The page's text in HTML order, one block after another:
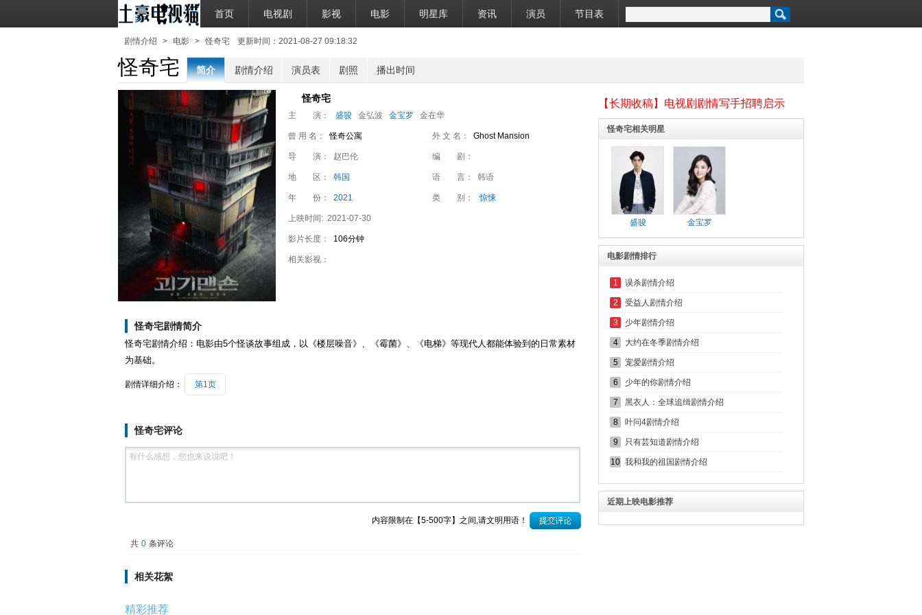
首页 电视剧 影视 电影 明星库 资讯 演员 节目表
剧情介绍 > 电影 > 怪奇宅 更新时间：2021-08-27 09:18:32
怪奇宅 简介 剧情介绍 演员表 剧照 播出时间
怪奇宅
主 演： 盛骏 金弘波 金宝罗 金在华
曾 用 名： 怪奇公寓 外 文 名： Ghost Mansion
导 演： 赵巴伦 编 剧：
地 区： 韩国 语 言： 韩语
年 份： 2021 类 别： 惊悚
上映时间: 2021-07-30
影片长度： 106分钟
相关影视：
怪奇宅剧情简介
怪奇宅剧情介绍：电影由5个怪谈故事组成，以《楼层噪音》、《霉菌》、《电梯》等现代人都能体验到的日常素材
为基础。
剧情详细介绍： 第1页
怪奇宅评论
内容限制在【5-500字】之间,请文明用语！
共 0 条评论
相关花絮
精彩推荐
【长期收稿】电视剧剧情写手招聘启示
怪奇宅相关明星
盛骏 金宝罗
电影剧情排行
1 误杀剧情介绍
2 受益人剧情介绍
3 少年剧情介绍
4 大约在冬季剧情介绍
5 宠爱剧情介绍
6 少年的你剧情介绍
7 黑衣人：全球追缉剧情介绍
8 叶问4剧情介绍
9 只有芸知道剧情介绍
10 我和我的祖国剧情介绍
近期上映电影推荐